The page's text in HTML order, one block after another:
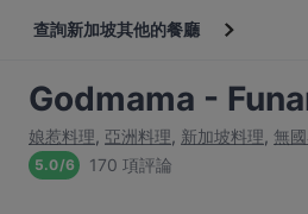
查詢新加坡其他的餐廳
Godmama -
娘惹料理, 亞洲料理, 新加坡料理, 無
5.0/6 170 項評論